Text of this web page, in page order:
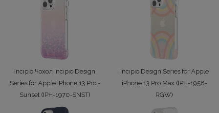
Incipio Чохол Incipio Design
Series for Apple iPhone 13 Pro -
Sunset (IPH-1970-SNST)
349 грн/шт.
Incipio Design Series for Apple
iPhone 13 Pro Max (IPH-1958-
RGW)
349 грн/шт.